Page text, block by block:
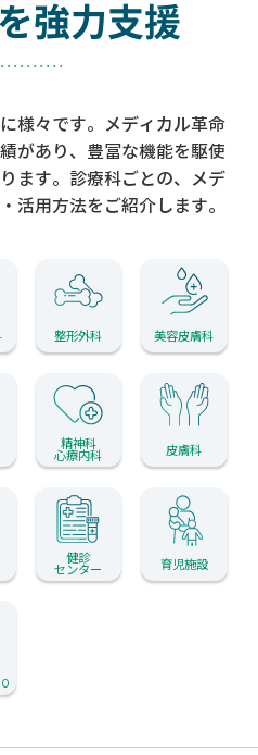
強力支援
様々です。メディカル革命
があり、 豊富な機能を駆使
ます。 診療科ごとの、メデ
活用方法をご紹介します。
整形外科 美容皮膚科
精神科
心療内科 皮膚科
健診
センター 育児施設